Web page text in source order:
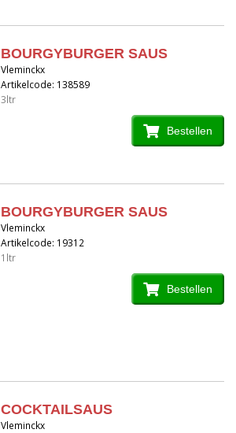
BOURGYBURGER SAUS
Vleminckx
Artikelcode: 138589
3ltr
Bestellen
BOURGYBURGER SAUS
Vleminckx
Artikelcode: 19312
1ltr
Bestellen
COCKTAILSAUS
Vleminckx